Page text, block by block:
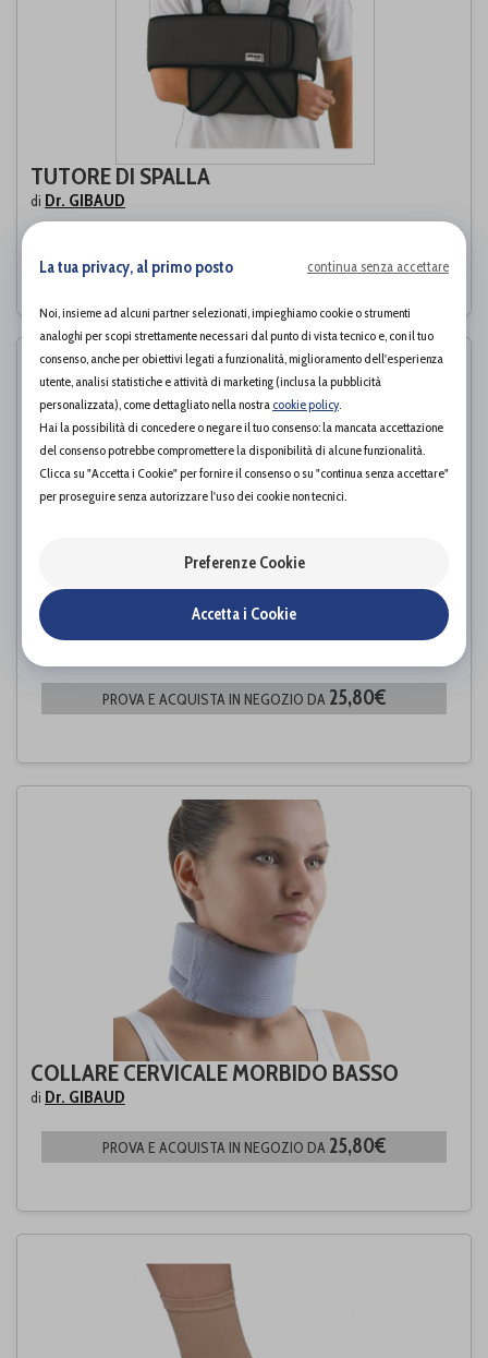
TUTORE DI SPALLA
di Dr. GIBAUD
COLLARE CERVICALE MORBIDO MEDIO
PROVA E ACQUISTA IN NEGOZIO DA 25,80€
COLLARE CERVICALE MORBIDO BASSO
di Dr. GIBAUD
PROVA E ACQUISTA IN NEGOZIO DA 25,80€
La tua privacy, al primo posto continua senza accettare
Noi, insieme ad alcuni partner selezionati, impieghiamo cookie o strumenti
analoghi per scopi strettamente necessari dal punto di vista tecnico e, con il tuo
consenso, anche per obiettivi legati a funzionalità, miglioramento dell'esperienza
utente, analisi statistiche e attività di marketing (inclusa la pubblicità
personalizzata), come dettagliato nella nostra cookie policy.
Hai la possibilità di concedere o negare il tuo consenso: la mancata accettazione
del consenso potrebbe compromettere la disponibilità di alcune funzionalità.
Clicca su "Accetta i Cookie" per fornire il consenso o su "continua senza accettare"
per proseguire senza autorizzare l'uso dei cookie non tecnici.
Preferenze Cookie
Accetta i Cookie